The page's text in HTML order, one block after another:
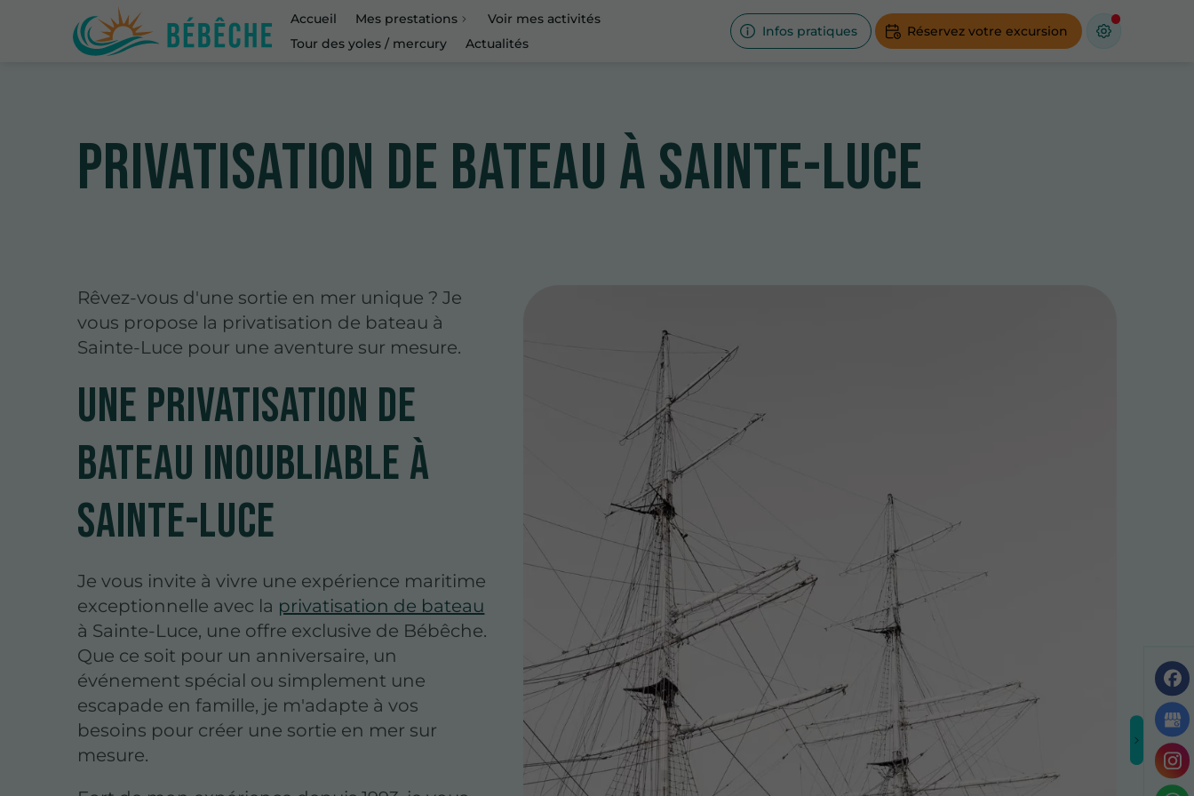
Accueil Mes prestations
Voir mes activités
Tour des yoles / mercury
Actualités
Infos pratiques Réservez votre excursion
Privatisation de bateau à Sainte-Luce
Rêvez-vous d'une sortie en mer unique ? Je
vous propose la privatisation de bateau à
Sainte-Luce pour une aventure sur mesure.
Une privatisation de
bateau inoubliable à
Sainte-Luce
Je vous invite à vivre une expérience maritime
exceptionnelle avec la privatisation de bateau
à Sainte-Luce, une offre exclusive de Bébêche.
Que ce soit pour un anniversaire, un
événement spécial ou simplement une
escapade en famille, je m'adapte à vos
besoins pour créer une sortie en mer sur
mesure.